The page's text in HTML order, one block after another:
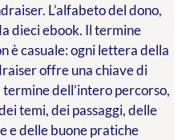
L’alfabeto del dono,
dieci ebook. Il termine
è casuale: ogni lettera della
offre una chiave di
dell’intero percorso,
temi, dei passaggi, delle
e delle buone pratiche